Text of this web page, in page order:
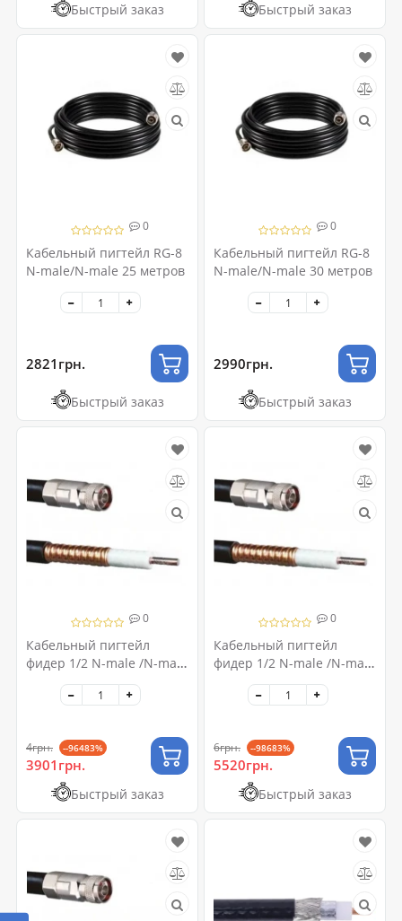
Быстрый заказ Быстрый заказ
0
Кабельный пигтейл RG-8
N-male/N-male 25 метров
2821грн.
Быстрый заказ
0
Кабельный пигтейл RG-8
N-male/N-male 30 метров
2990грн.
Быстрый заказ
0
Кабельный пигтейл
фидер 1/2 N-male /N-male
20 метров
4грн. --96483%
3901грн.
Быстрый заказ
0
Кабельный пигтейл
фидер 1/2 N-male /N-male
30 метров
6грн. --98683%
5520грн.
Быстрый заказ